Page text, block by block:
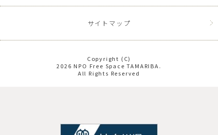
サイトマップ
Copyright (C)
2026 NPO Free Space TAMARIBA.
All Rights Reserved